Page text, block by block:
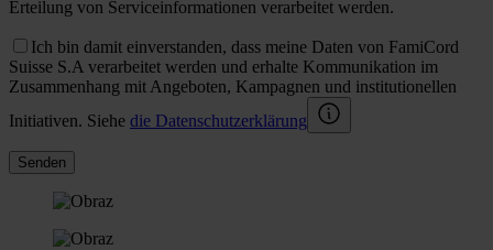
Erteilung von Serviceinformationen verarbeitet werden.
Ich bin damit einverstanden, dass meine Daten von FamiCord
Suisse S.A verarbeitet werden und erhalte Kommunikation im
Zusammenhang mit Angeboten, Kampagnen und institutionellen
Initiativen. Siehe die Datenschutzerklärung
Senden